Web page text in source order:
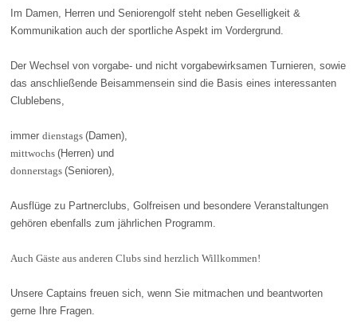
Im Damen, Herren und Seniorengolf steht neben Geselligkeit &
Kommunikation auch der sportliche Aspekt im Vordergrund.
Der Wechsel von vorgabe- und nicht vorgabewirksamen Turnieren, sowie
das anschließende Beisammensein sind die Basis eines interessanten
Clublebens,
immerdienstags(Damen),
mittwochs(Herren) und
donnerstags(Senioren),
Ausflüge zu Partnerclubs, Golfreisen und besondere Veranstaltungen
gehören ebenfalls zum jährlichen Programm.
Auch Gäste aus anderen Clubs sind herzlich Willkommen!
Unsere Captains freuen sich, wenn Sie mitmachen und beantworten
gerne Ihre Fragen.